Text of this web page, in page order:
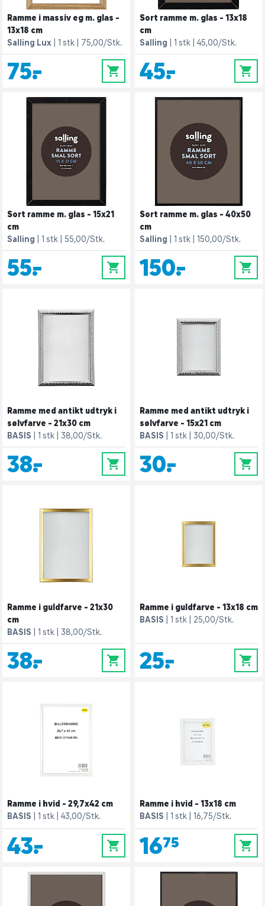
Ramme i massiv eg m. glas -
13x18 cm
Salling Lux
1 stk 75,00/Stk.
75,- 0
Sort ramme m. glas - 13x18
cm
Salling
1 stk 45,00/Stk.
45,- 0
Sort ramme m. glas - 15x21
cm
Salling
1 stk 55,00/Stk.
55,- 0
Sort ramme m. glas - 40x50
cm
Salling
1 stk 150,00/Stk.
150,- 0
Ramme med antikt udtryk i
sølvfarve - 21x30 cm
BASIS
1 stk 38,00/Stk.
38,- 0
Ramme med antikt udtryk i
sølvfarve - 15x21 cm
BASIS
1 stk 30,00/Stk.
30,- 0
Ramme i guldfarve - 21x30
cm
BASIS
1 stk 38,00/Stk.
38,- 0
Ramme i guldfarve - 13x18 cm
BASIS
1 stk 25,00/Stk.
25,- 0
Ramme i hvid - 29,7x42 cm
BASIS
1 stk 43,00/Stk.
43,- 0
Ramme i hvid - 13x18 cm
BASIS
1 stk 16,75/Stk.
16,75 0